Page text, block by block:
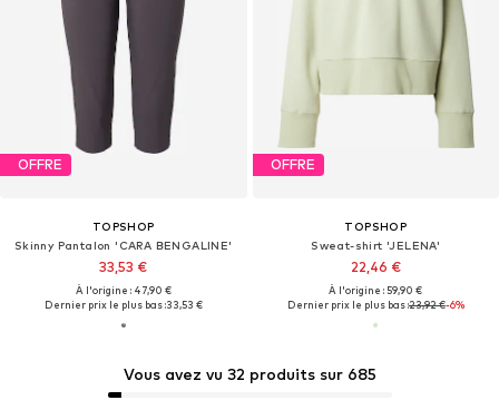
Vous avez vu 32 produits sur 685
OFFRE
TOPSHOP
Skinny Pantalon 'CARA BENGALINE'
33,53 €
À l'origine : 47,90 €
Dernier prix le plus bas :33,53 €
OFFRE
TOPSHOP
Sweat-shirt 'JELENA'
22,46 €
À l'origine : 59,90 €
Dernier prix le plus bas :23,92 €-6%